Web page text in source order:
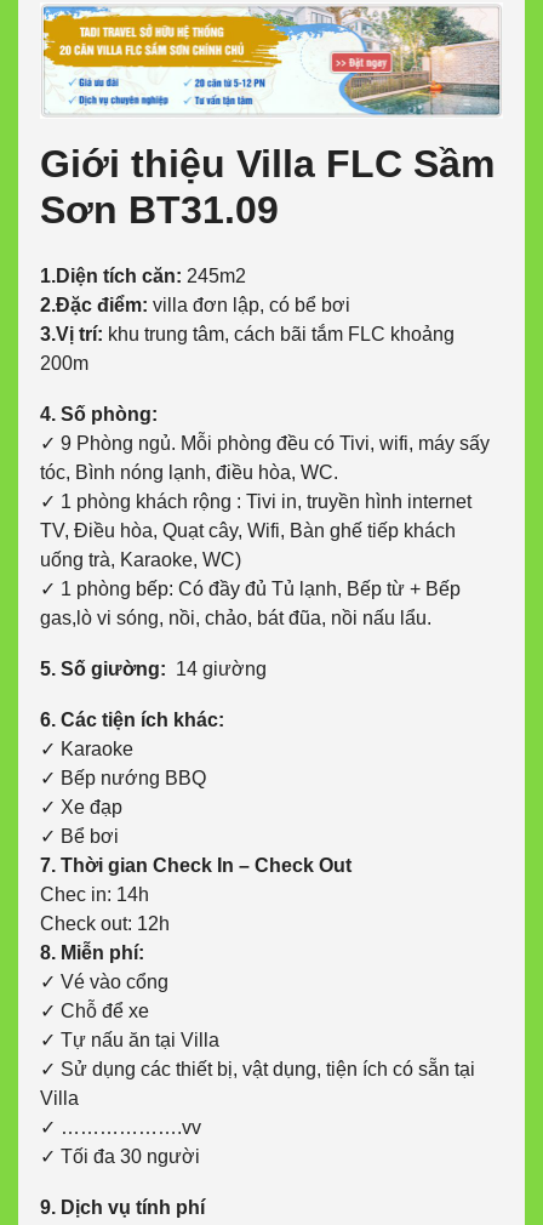
Giới thiệu Villa FLC Sầm
Sơn BT31.09
1.Diện tích căn: 245m2
2.Đặc điểm: villa đơn lập, có bể bơi
3.Vị trí: khu trung tâm, cách bãi tắm FLC khoảng
200m
4. Số phòng:
✓ 9 Phòng ngủ. Mỗi phòng đều có Tivi, wifi, máy sấy
tóc, Bình nóng lạnh, điều hòa, WC.
✓ 1 phòng khách rộng : Tivi in, truyền hình internet
TV, Điều hòa, Quạt cây, Wifi, Bàn ghế tiếp khách
uống trà, Karaoke, WC)
✓ 1 phòng bếp: Có đầy đủ Tủ lạnh, Bếp từ + Bếp
gas,lò vi sóng, nồi, chảo, bát đũa, nồi nấu lẩu.
5. Số giường: 14 giường
6. Các tiện ích khác:
✓ Karaoke
✓ Bếp nướng BBQ
✓ Xe đạp
✓ Bể bơi
7. Thời gian Check In – Check Out
Chec in: 14h
Check out: 12h
8. Miễn phí:
✓ Vé vào cổng
✓ Chỗ để xe
✓ Tự nấu ăn tại Villa
✓ Sử dụng các thiết bị, vật dụng, tiện ích có sẵn tại
Villa
✓ ……………….vv
✓ Tối đa 30 người
9. Dịch vụ tính phí